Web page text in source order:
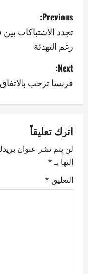
P
o
s
t
n
v
i
g
a
Previous:
تجدد الاشتباكات
رغم التهدئة
Next:
فرنسا ترحب
اترك تعليقاً
لن يتم نشر عنوان
إليها بـ*
التعليق *